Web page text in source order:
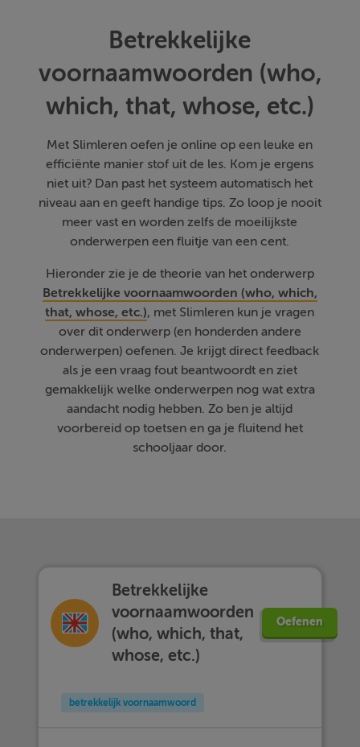
Betrekkelijke
voornaamwoorden (who,
which, that, whose, etc.)
Met Slimleren oefen je online op een leuke en
efficiënte manier stof uit de les. Kom je ergens
niet uit? Dan past het systeem automatisch het
niveau aan en geeft handige tips. Zo loop je nooit
meer vast en worden zelfs de moeilijkste
onderwerpen een fluitje van een cent.
Hieronder zie je de theorie van het onderwerp
Betrekkelijke voornaamwoorden (who, which,
that, whose, etc.), met Slimleren kun je vragen
over dit onderwerp (en honderden andere
onderwerpen) oefenen. Je krijgt direct feedback
als je een vraag fout beantwoordt en ziet
gemakkelijk welke onderwerpen nog wat extra
aandacht nodig hebben. Zo ben je altijd
voorbereid op toetsen en ga je fluitend het
schooljaar door.
Betrekkelijke
voornaamwoorden
(who, which, that,
whose, etc.)
Oefenen
betrekkelijk voornaamwoord